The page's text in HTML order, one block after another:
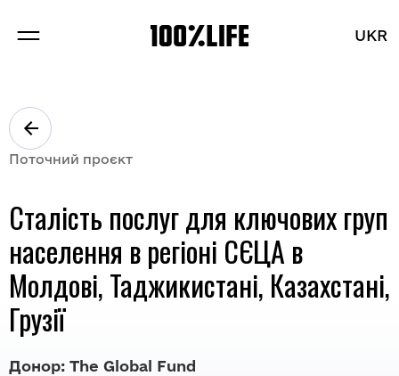
UKR
UKR
БЛОГ
Розділи
Поточний проєкт
Сталість послуг для ключових груп
населення в регіоні СЄЦА в
Молдові, Таджикистані, Казахстані,
Грузії
Донор: The Global Fund